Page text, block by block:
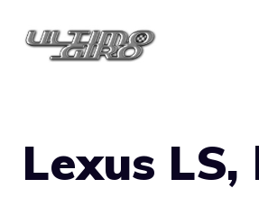
Lexus LS,